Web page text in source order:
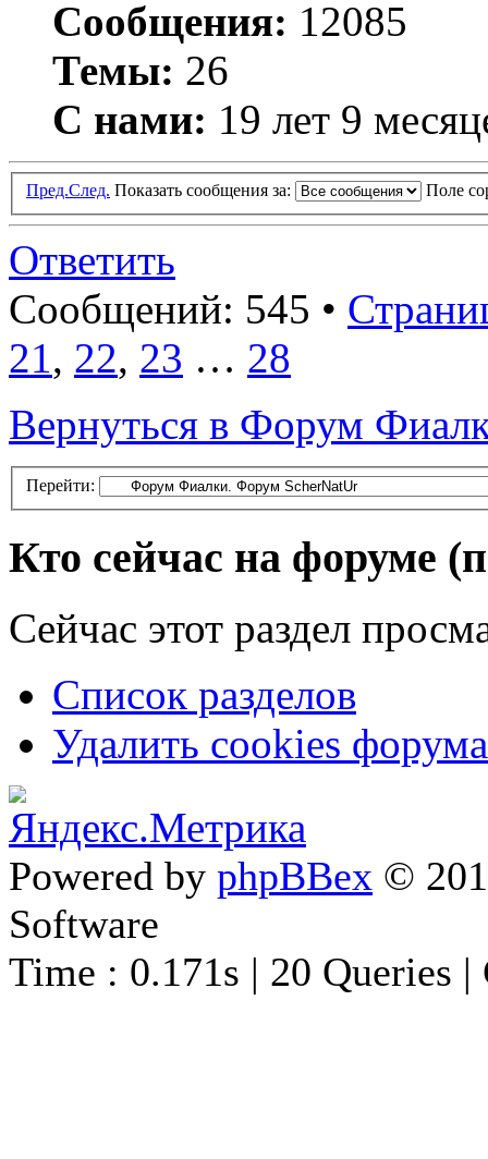
Сообщения: 12085
Темы: 26
С нами: 19 лет 9
Пред.След. Показать сообщения за: Поле
Ответить
Сообщений: 545 •
21, 22, 23 … 28
Вернуться в Форум
Перейти:
Кто сейчас на форуме
Сейчас этот раздел
Список разделов
Удалить cookies форума
Powered by phpBBex ©
Software
Time : 0.171s | 20 Queries